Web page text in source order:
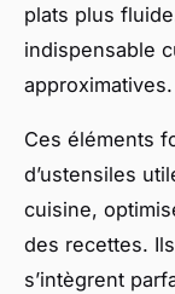
plats plus
indispensable
approximatives.
Ces éléments
d’ustensiles
cuisine,
des recettes.
s’intègrent